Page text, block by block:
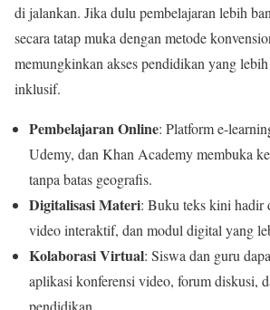
di jalankan. Jika dulu pembelajaran lebih
secara tatap muka dengan metode
memungkinkan akses pendidikan yang
inklusif.
Pembelajaran Online: Platform e-
Udemy, dan Khan Academy membuka
tanpa batas geografis.
Digitalisasi Materi: Buku teks kini hadir
video interaktif, dan modul digital yang
Kolaborasi Virtual: Siswa dan guru
aplikasi konferensi video, forum diskusi,
pendidikan.